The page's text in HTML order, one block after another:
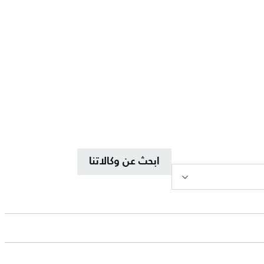
ابحث عن وكالاتنا